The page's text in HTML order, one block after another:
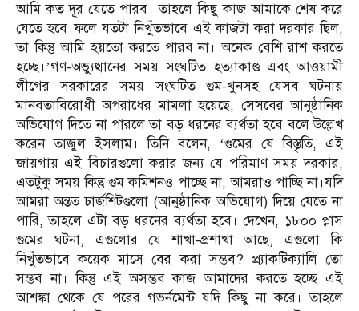
আমি কত দূর যেতে পারব। তাহলে কিছু কাজ আমাকে শেষ করে
যেতে হবে।ফলে যতটা নিখুঁতভাবে এই কাজটা করা দরকার ছিল,
তা কিন্তু আমি হয়তো করতে পারব না। অনেক বেশি রাশ করতে
হচ্ছে।’গণ-অভ্যুত্থানের সময় সংঘটিত হত্যাকাণ্ড এবং আওয়ামী
লীগের সরকারের সময় সংঘটিত গুম-খুনসহ যেসব ঘটনায়
মানবতাবিরোধী অপরাধের মামলা হয়েছে, সেসবের আনুষ্ঠানিক
অভিযোগ দিতে না পারলে তা বড় ধরনের ব্যর্থতা হবে বলে উল্লেখ
করেন তাজুল ইসলাম। তিনি বলেন, ‘গুমের যে বিস্তৃতি, এই
জায়গায় এই বিচারগুলো করার জন্য যে পরিমাণ সময় দরকার,
এতটুকু সময় কিন্তু গুম কমিশনও পাচ্ছে না, আমরাও পাচ্ছি না।যদি
আমরা অন্তত চার্জশিটগুলো (আনুষ্ঠানিক অভিযোগ) দিয়ে যেতে না
পারি, তাহলে এটা বড় ধরনের ব্যর্থতা হবে। দেখেন, ১৮০০ প্লাস
গুমের ঘটনা, এগুলোর যে শাখা-প্রশাখা আছে, এগুলো কি
নিখুঁতভাবে কয়েক মাসে বের করা সম্ভব? প্র্যাকটিক্যালি তো
সম্ভব না। কিন্তু এই অসম্ভব কাজ আমাদের করতে হচ্ছে এই
আশঙ্কা থেকে যে পরের গভর্নমেন্ট যদি কিছু না করে। তাহলে